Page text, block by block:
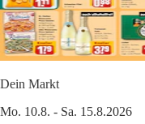
Dein Markt
Mo. 10.8. - Sa. 15.8.2026